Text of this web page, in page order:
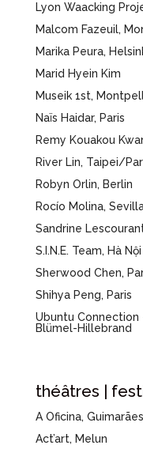
Lyon Waacking
Malcom Fazeuil,
Marika Peura,
Marid Hyein Kim
Museik 1st,
Naïs Haidar, Paris
Remy Kouakou
River Lin, Taipei/
Robyn Orlin, Berlin
Rocío Molina,
Sandrine
S.I.N.E. Team, Hà Nội
Sherwood Chen,
Shihya Peng, Paris
Ubuntu Connection
Blümel-Hillebrand
théâtres |
A Oficina, Guimarães
Act’art, Melun